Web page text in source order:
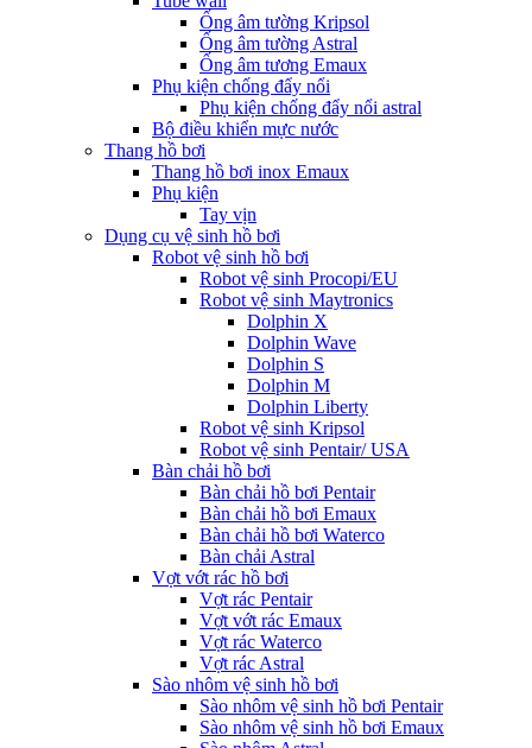
Ống âm tường Kripsol
Ống âm tường Astral
Ống âm tương Emaux
Phụ kiện chống đẩy nổi
Phụ kiện chống đẩy nổi astral
Bộ điều khiển mực nước
Thang hồ bơi
Thang hồ bơi inox Emaux
Phụ kiện
Tay vịn
Dụng cụ vệ sinh hồ bơi
Robot vệ sinh hồ bơi
Robot vệ sinh Procopi/EU
Robot vệ sinh Maytronics
Dolphin X
Dolphin Wave
Dolphin S
Dolphin M
Dolphin Liberty
Robot vệ sinh Kripsol
Robot vệ sinh Pentair/ USA
Bàn chải hồ bơi
Bàn chải hồ bơi Pentair
Bàn chải hồ bơi Emaux
Bàn chải hồ bơi Waterco
Bàn chải Astral
Vợt vớt rác hồ bơi
Vợt rác Pentair
Vợt vớt rác Emaux
Vợt rác Waterco
Vợt rác Astral
Sào nhôm vệ sinh hồ bơi
Sào nhôm vệ sinh hồ bơi Pentair
Sào nhôm vệ sinh hồ bơi Emaux